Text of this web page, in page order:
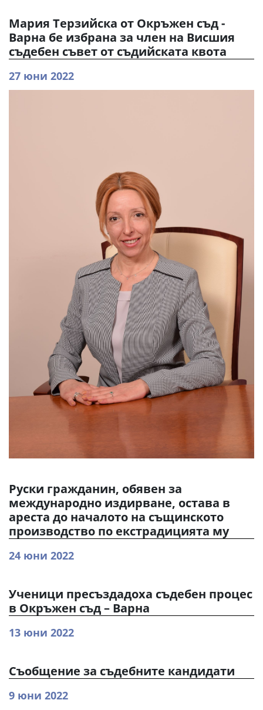
Мария Терзийска от Окръжен съд -
Варна бе избрана за член на Висшия
съдебен съвет от съдийската квота
27 юни 2022
Руски гражданин, обявен за
международно издирване, остава в
ареста до началото на същинското
производство по екстрадицията му
24 юни 2022
Ученици пресъздадоха съдебен процес
в Окръжен съд – Варна
13 юни 2022
Съобщение за съдебните кандидати
9 юни 2022